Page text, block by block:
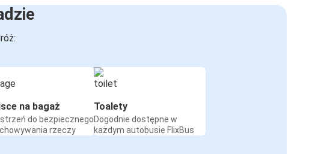
na bagaż
do bezpiecznego
rzeczy
Toalety
Dogodnie dostępne w
każdym autobusie FlixBus